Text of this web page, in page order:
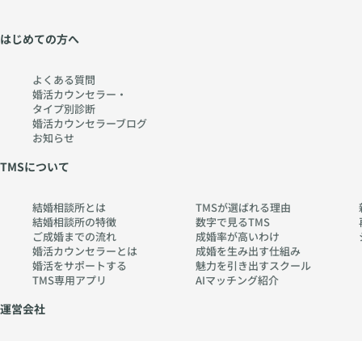
はじめての方へ
よくある質問
婚活カウンセラー・
タイプ別診断
婚活カウンセラーブログ
お知らせ
TMSについて
結婚相談所とは
結婚相談所の特徴
ご成婚までの流れ
婚活カウンセラーとは
婚活をサポートする
TMS専用アプリ
TMSが選ばれる理由
数字で見るTMS
成婚率が高いわけ
成婚を生み出す仕組み
魅力を引き出すスクール
AIマッチング紹介
運営会社